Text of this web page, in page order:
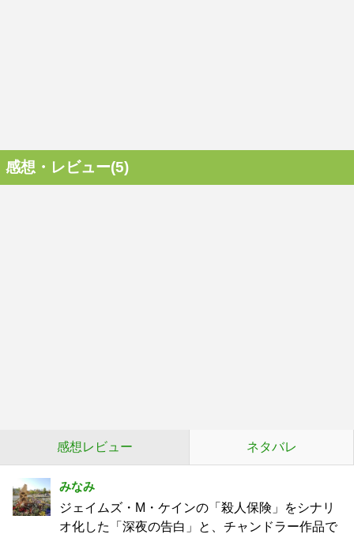
感想・レビュー(5)
感想レビュー ネタバレ
みなみ
ジェイムズ・M・ケインの「殺人保険」をシナリ
オ化した「深夜の告白」と、チャンドラー作品で